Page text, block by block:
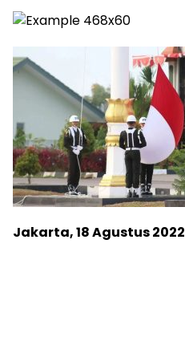
Jakarta, 18 Agustus 2022